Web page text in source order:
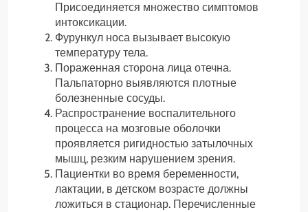
Присоединяется множество симптомов
интоксикации.
Фурункул носа вызывает высокую
температуру тела.
Пораженная сторона лица отечна.
Пальпаторно выявляются плотные
болезненные сосуды.
Распространение воспалительного
процесса на мозговые оболочки
проявляется ригидностью затылочных
мышц, резким нарушением зрения.
Пациентки во время беременности,
лактации, в детском возрасте должны
ложиться в стационар. Перечисленные